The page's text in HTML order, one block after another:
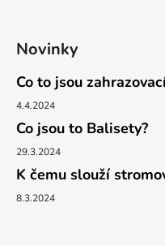
Novinky
Co to jsou
4.4.2024
Co jsou to Balisety?
29.3.2024
K čemu slouží
8.3.2024